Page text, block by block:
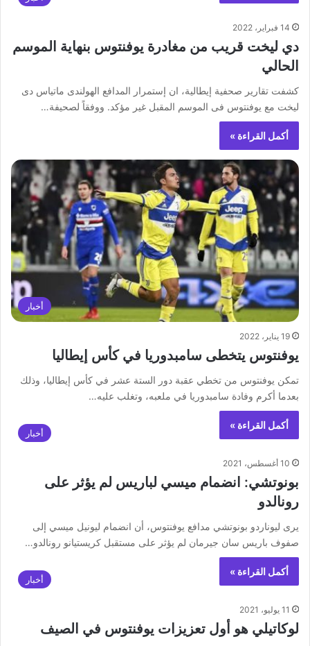
14 فبراير، 2022
دي ليخت قريب من مغادرة يوفنتوس بنهاية الموسم
الحالي
كشفت تقارير صحفية إيطالية، ان إستمرار المدافع الهولندى ماتياس دى
ليخت مع يوفنتوس فى الموسم المقبل غير مؤكد. ووفقاً لصحيفة…
أكمل القراءة »
أخبار
19 يناير، 2022
يوفنتوس يتخطى سامبدوريا في كأس إيطاليا
تمكن يوفنتوس من تخطي عقبة دور الستة عشر في كأس إيطاليا، وذلك
بعدما أكرم وفادة سامبدوريا في ملعبه، وتغلب عليه…
أكمل القراءة »
أخبار
10 أغسطس، 2021
بونوتشي: انضمام ميسي لباريس لم يؤثر على
رونالدو
يرى ليوناردو بونوتشي مدافع يوفنتوس، أن انضمام ليونيل ميسي إلى
صفوف باريس سان جيرمان لم يؤثر على مستقبل كريستيانو رونالدو…
أكمل القراءة »
أخبار
11 يوليو، 2021
لوكاتيلي هو أول تعزيزات يوفنتوس في الصيف